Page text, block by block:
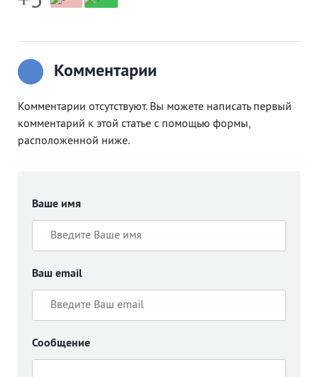
Комментарии
Комментарии отсутствуют. Вы можете написать первый
комментарий к этой статье с помощью формы,
расположенной ниже.
Ваше имя
Ваш email
Сообщение